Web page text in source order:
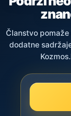
Članstvo
dodatne